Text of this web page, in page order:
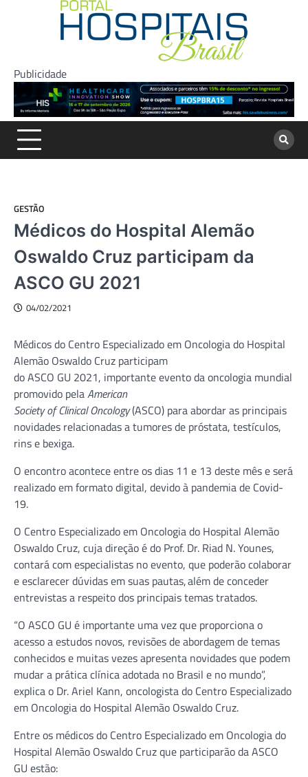
Publicidade
GESTÃO
Médicos do Hospital Alemão
Oswaldo Cruz participam da
ASCO GU 2021
04/02/2021
Médicos do Centro Especializado em Oncologia do Hospital
Alemão Oswaldo Cruz participam
do ASCO GU 2021, importante evento da oncologia mundial
promovido pelaAmerican
Society of Clinical Oncology(ASCO) para abordar as principais
novidades relacionadas a tumores de próstata, testículos,
rins e bexiga.
O encontro acontece entre os dias 11 e 13 deste mês e será
realizado em formato digital, devido à pandemia de Covid-
19.
O Centro Especializado em Oncologia do Hospital Alemão
Oswaldo Cruz, cuja direção é do Prof. Dr. Riad N. Younes,
contará com especialistas no evento, que poderão colaborar
e esclarecer dúvidas em suas pautas, além de conceder
entrevistas a respeito dos principais temas tratados.
“O ASCO GU é importante uma vez que proporciona o
acesso a estudos novos, revisões de abordagem de temas
conhecidos e muitas vezes apresenta novidades que podem
mudar a prática clínica adotada no Brasil e no mundo”,
explica o Dr. Ariel Kann, oncologista do Centro Especializado
em Oncologia do Hospital Alemão Oswaldo Cruz.
Entre os médicos do Centro Especializado em Oncologia do
Hospital Alemão Oswaldo Cruz que participarão da ASCO
GU estão: